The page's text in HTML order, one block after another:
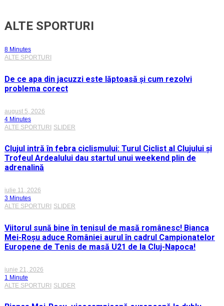
ALTE SPORTURI
8 Minutes
ALTE SPORTURI
De ce apa din jacuzzi este lăptoasă și cum rezolvi
problema corect
august 5, 2026
4 Minutes
ALTE SPORTURI SLIDER
Clujul intră în febra ciclismului: Turul Ciclist al Clujului și
Trofeul Ardealului dau startul unui weekend plin de
adrenalină
iulie 11, 2026
3 Minutes
ALTE SPORTURI
SLIDER
Viitorul sună bine în tenisul de masă românesc! Bianca
Mei-Roșu aduce României aurul în cadrul Campionatelor
Europene de Tenis de masă U21 de la Cluj-Napoca!
iunie 21, 2026
1 Minute
ALTE SPORTURI SLIDER